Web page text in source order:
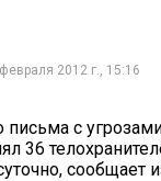
2012 г., 15:16
письма с
36
сообщает